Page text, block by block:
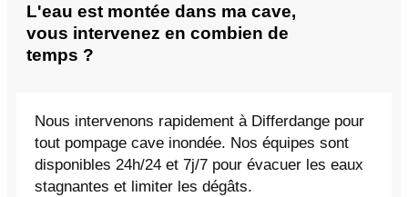
L'eau est montée dans ma cave,
vous intervenez en combien de
temps ?
Nous intervenons rapidement à Differdange pour
tout pompage cave inondée. Nos équipes sont
disponibles 24h/24 et 7j/7 pour évacuer les eaux
stagnantes et limiter les dégâts.